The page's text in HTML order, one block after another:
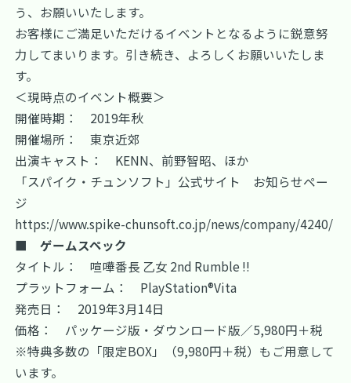
う、お願いいたします。
お客様にご満足いただけるイベントとなるように鋭意努
力してまいります。引き続き、よろしくお願いいたしま
す。
＜現時点のイベント概要＞
開催時期： 2019年秋
開催場所： 東京近郊
出演キャスト： KENN、前野智昭、ほか
「スパイク・チュンソフト」公式サイト お知らせペー
ジ
https://www.spike-chunsoft.co.jp/news/company/4240/
■ ゲームスペック
タイトル： 喧嘩番長 乙女 2nd Rumble !!
プラットフォーム： PlayStation®Vita
発売日： 2019年3月14日
価格： パッケージ版・ダウンロード版／5,980円＋税
※特典多数の「限定BOX」（9,980円＋税）もご用意して
います。